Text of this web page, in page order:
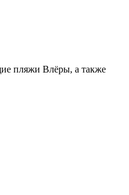
пляжи Влёры, а также